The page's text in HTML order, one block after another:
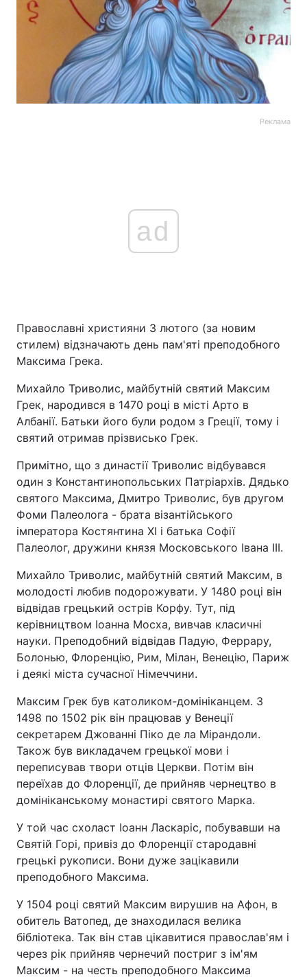
Реклама
ad
Православні християни 3 лютого (за новим
стилем) відзначають день пам'яті преподобного
Максима Грека.
Михайло Триволис, майбутній святий Максим
Грек, народився в 1470 році в місті Арто в
Албанії. Батьки його були родом з Греції, тому і
святий отримав прізвисько Грек.
Примітно, що з династії Триволис відбувався
один з Константинопольських Патріархів. Дядько
святого Максима, Дмитро Триволис, був другом
Фоми Палеолога - брата візантійського
імператора Костянтина XI і батька Софії
Палеолог, дружини князя Московського Івана III.
Михайло Триволис, майбутній святий Максим, в
молодості любив подорожувати. У 1480 році він
відвідав грецький острів Корфу. Тут, під
керівництвом Іоанна Мосха, вивчав класичні
науки. Преподобний відвідав Падую, Феррару,
Болонью, Флоренцію, Рим, Мілан, Венецію, Париж
і деякі міста сучасної Німеччини.
Максим Грек був католиком-домініканцем. З
1498 по 1502 рік він працював у Венеції
секретарем Джованні Піко де ла Мірандоли.
Також був викладачем грецької мови і
переписував твори отців Церкви. Потім він
переїхав до Флоренції, де прийняв чернецтво в
домініканському монастирі святого Марка.
У той час схоласт Іоанн Ласкаріс, побувавши на
Святій Горі, привіз до Флоренції стародавні
грецькі рукописи. Вони дуже зацікавили
преподобного Максима.
У 1504 році святий Максим вирушив на Афон, в
обитель Ватопед, де знаходилася велика
бібліотека. Так він став цікавитися православ'ям і
через рік прийняв чернечий постриг з ім'ям
Максим - на честь преподобного Максима